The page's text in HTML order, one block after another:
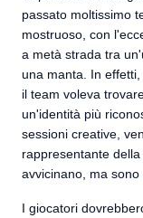
passato moltissimo
mostruoso, con
a metà strada tra
una manta. In
il team voleva
un'identità più
sessioni creative,
rappresentante
avvicinano, ma
I giocatori